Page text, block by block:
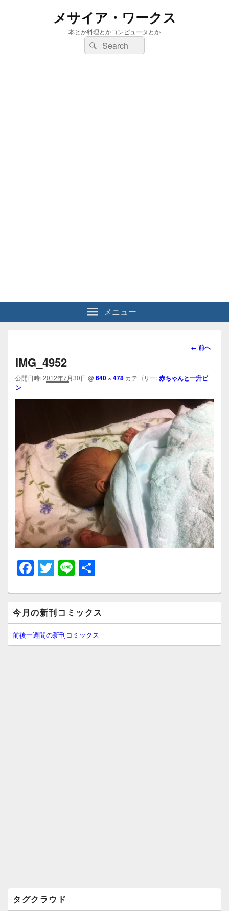
メサイア・ワークス
本とか料理とかコンピュータとか
検
索:
検
索
メニュー
画
ビ
ー
シ
ョ
ン
← 前へ
IMG_4952
公開日時:2012年7月30日 @640 × 478 カテゴリー:赤ちゃんと一升ビ
ン
F
a
c
e
b
o
T
wi
tt
er
Li
n
e
イ
ン
サ
イ
今月の新刊コミックス
前後一週間の新刊コミックス
タグクラウド